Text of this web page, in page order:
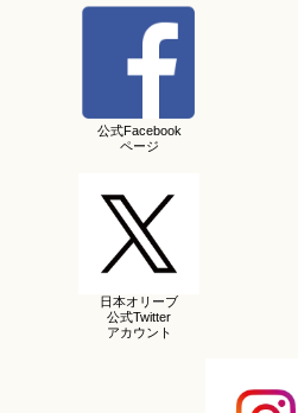
公式Facebook
ページ
日本オリーブ
公式Twitter
アカウント